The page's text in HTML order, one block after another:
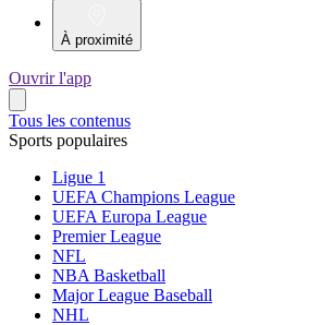
À proximité
Ouvrir l'app
Tous les contenus
Sports populaires
Ligue 1
UEFA Champions League
UEFA Europa League
Premier League
NFL
NBA Basketball
Major League Baseball
NHL